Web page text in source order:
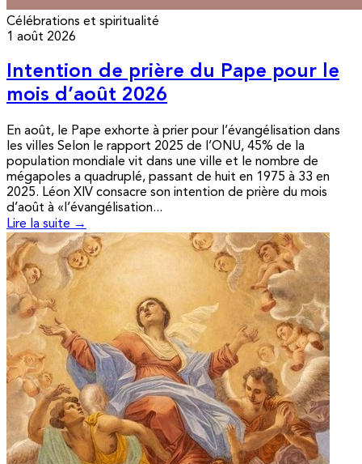
Célébrations et spiritualité
1 août 2026
Intention de prière du Pape pour le
mois d’août 2026
En août, le Pape exhorte à prier pour l’évangélisation dans
les villes Selon le rapport 2025 de l’ONU, 45% de la
population mondiale vit dans une ville et le nombre de
mégapoles a quadruplé, passant de huit en 1975 à 33 en
2025. Léon XIV consacre son intention de prière du mois
d’août à «l’évangélisation...
Lire la suite →